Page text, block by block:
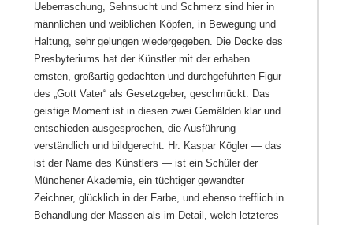
Ueberraschung, Sehnsucht und Schmerz sind hier in
männlichen und weiblichen Köpfen, in Bewegung und
Haltung, sehr gelungen wiedergegeben. Die Decke des
Presbyteriums hat der Künstler mit der erhaben
ernsten, großartig gedachten und durchgeführten Figur
des „Gott Vater“ als Gesetzgeber, geschmückt. Das
geistige Moment ist in diesen zwei Gemälden klar und
entschieden ausgesprochen, die Ausführung
verständlich und bildgerecht. Hr. Kaspar Kögler — das
ist der Name des Künstlers — ist ein Schüler der
Münchener Akademie, ein tüchtiger gewandter
Zeichner, glücklich in der Farbe, und ebenso trefflich in
Behandlung der Massen als im Detail, welch letzteres